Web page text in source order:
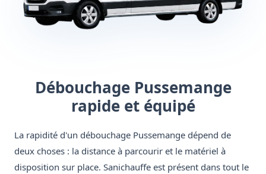
Débouchage Pussemange
rapide et équipé
La rapidité d'un débouchage Pussemange dépend de
deux choses : la distance à parcourir et le matériel à
disposition sur place. Sanichauffe est présent dans tout le